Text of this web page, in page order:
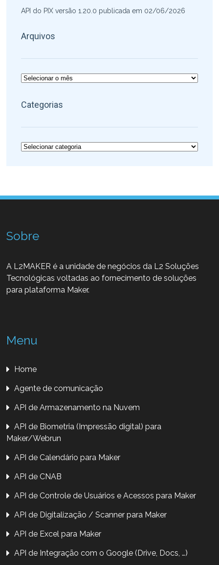
API do PIX versão 1.20.0 publicada em 02/06/2026
Arquivos
Arquivos
Categorias
Categorias
Sobre
A L2MAKER é a unidade de negócios da L2 Soluções
Tecnológicas voltadas ao fornecimento de soluções
para plataforma Maker.
Menu
Home
Agente de comunicação
API de Armazenamento na Nuvem
API de Biometria (Impressão digital) para
Maker/Webrun
API de Calendário para Maker
API de CNAB
API de Controle de Usuários e Acessos para Maker
API de Digitalização / Scanner para Maker
API de Excel para Maker
API de Integração com o Google (Drive, Docs, …)